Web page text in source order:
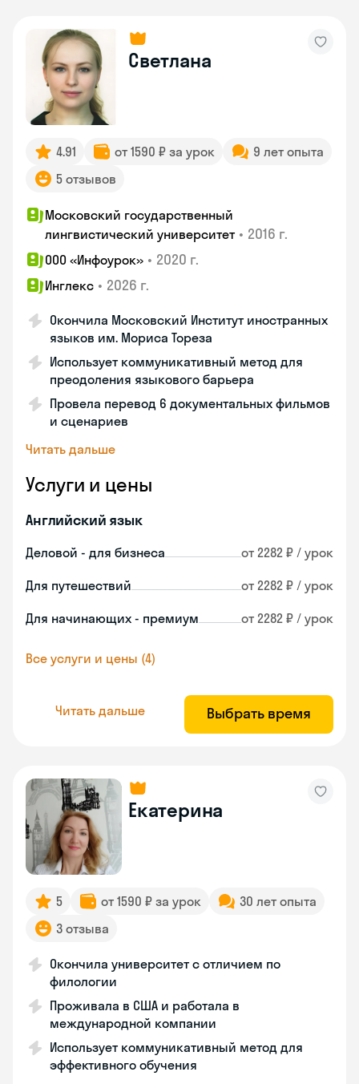
Светлана
4.91 от 1590 ₽ за урок
9 лет опыта
5 отзывов
Московский государственный
лингвистический университет • 2016 г.
ООО «Инфоурок» • 2020 г.
Инглекс • 2026 г.
Окончила Московский Институт иностранных
языков им. Мориса Тореза
Использует коммуникативный метод для
преодоления языкового барьера
Провела перевод 6 документальных фильмов
и сценариев
Читать дальше
Услуги и цены
Английский язык
Деловой - для бизнеса от 2282 ₽ / урок
Для путешествий от 2282 ₽ / урок
Для начинающих - премиум от 2282 ₽ / урок
Все услуги и цены (4)
Читать дальше Выбрать время
Екатерина
5 от 1590 ₽ за урок
30 лет опыта
3 отзыва
Окончила университет с отличием по
филологии
Проживала в США и работала в
международной компании
Использует коммуникативный метод для
эффективного обучения